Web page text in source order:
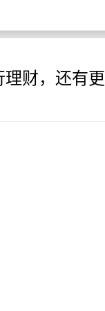
财，还有